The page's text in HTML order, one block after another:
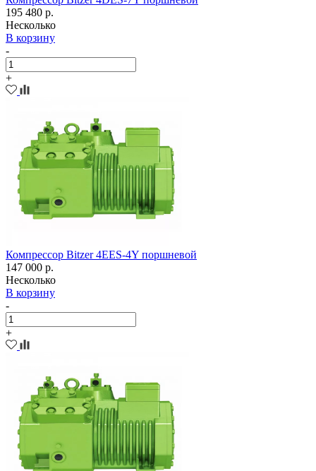
195 480 р.
Несколько
В корзину
-
+
Компрессор Bitzer 4EES-4Y поршневой
147 000 р.
Несколько
В корзину
-
+